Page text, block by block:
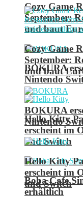
Cozy Game
September:
und baut
BOKURA
Nintendo
Hello Kitty
erscheint im
und Switch
Boba Cafe
erhältlich
Cozy Game
September:
und baut
BOKURA
Nintendo
Hello Kitty
erscheint im
und Switch